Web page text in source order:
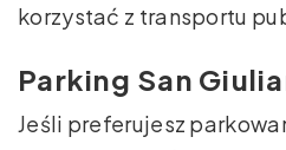
korzystać z transportu
Parking San
Jeśli preferujesz